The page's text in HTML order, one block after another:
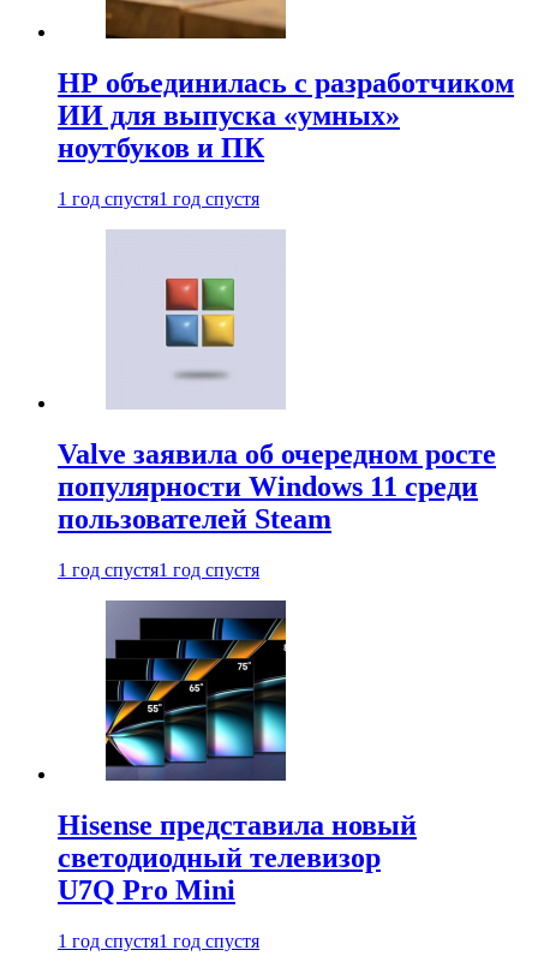
HP объединилась с разработчиком
ИИ для выпуска «умных»
ноутбуков и ПК
1 год спустя1 год спустя
Valve заявила об очередном росте
популярности Windows 11 среди
пользователей Steam
1 год спустя1 год спустя
Hisense представила новый
светодиодный телевизор
U7Q Pro Mini
1 год спустя1 год спустя